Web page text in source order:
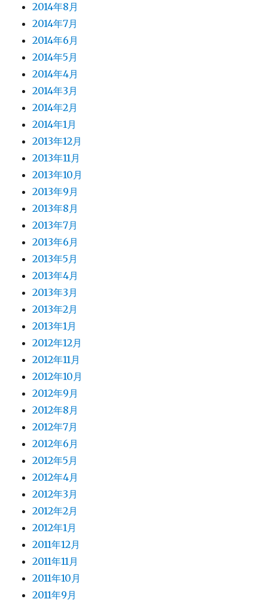
2014年8月
2014年7月
2014年6月
2014年5月
2014年4月
2014年3月
2014年2月
2014年1月
2013年12月
2013年11月
2013年10月
2013年9月
2013年8月
2013年7月
2013年6月
2013年5月
2013年4月
2013年3月
2013年2月
2013年1月
2012年12月
2012年11月
2012年10月
2012年9月
2012年8月
2012年7月
2012年6月
2012年5月
2012年4月
2012年3月
2012年2月
2012年1月
2011年12月
2011年11月
2011年10月
2011年9月